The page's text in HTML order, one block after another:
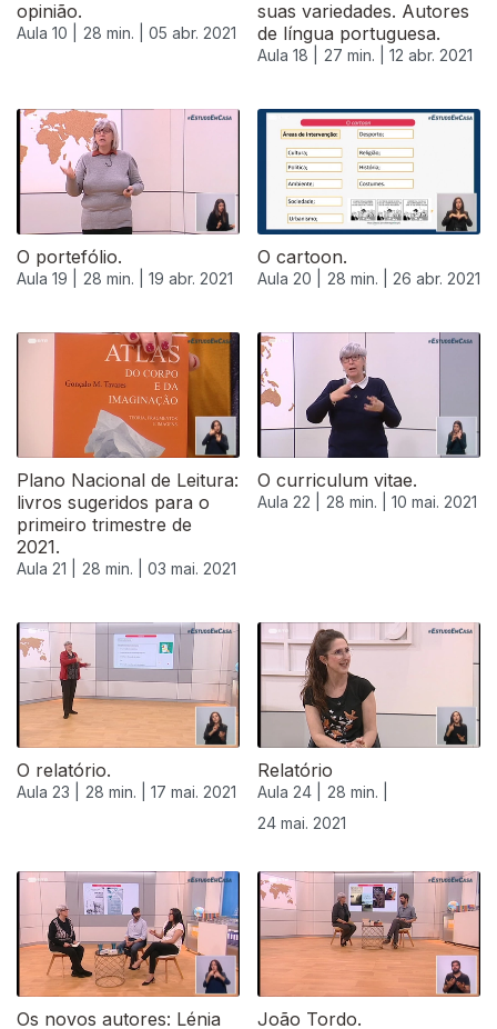
opinião.
Aula 10 | 28 min. | 05 abr. 2021
suas variedades. Autores
de língua portuguesa.
Aula 18 | 27 min. | 12 abr. 2021
O portefólio.
Aula 19 | 28 min. | 19 abr. 2021
O cartoon.
Aula 20 | 28 min. | 26 abr. 2021
Plano Nacional de Leitura:
livros sugeridos para o
primeiro trimestre de
2021.
Aula 21 | 28 min. | 03 mai. 2021
O curriculum vitae.
Aula 22 | 28 min. | 10 mai. 2021
542957
O relatório.
Aula 23 | 28 min. | 17 mai. 2021
Relatório
Aula 24 |
28 min. |
24 mai. 2021
Os novos autores: Lénia
João Tordo.